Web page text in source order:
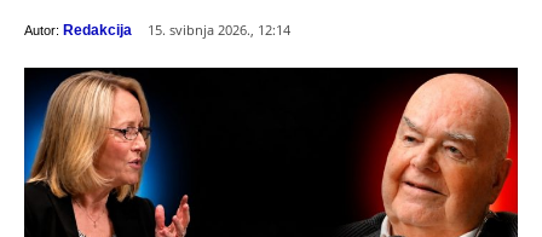
Autor: Redakcija 15. svibnja 2026., 12:14